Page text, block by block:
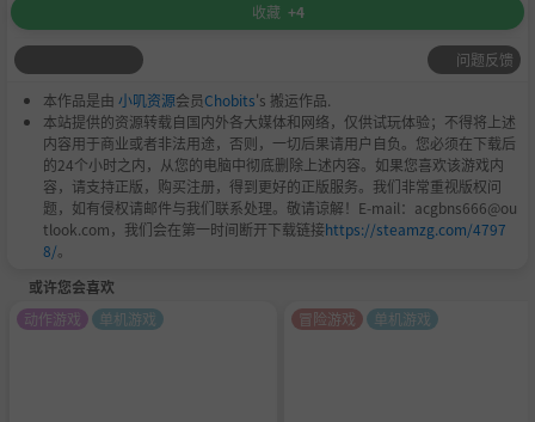
收藏 +4
问题反馈
本作品是由 小叽资源会员Chobits's 搬运作品.
本站提供的资源转载自国内外各大媒体和网络，仅供试玩体验；不得将上述
内容用于商业或者非法用途，否则，一切后果请用户自负。您必须在下载后
的24个小时之内，从您的电脑中彻底删除上述内容。如果您喜欢该游戏内
容，请支持正版，购买注册，得到更好的正版服务。我们非常重视版权问
题，如有侵权请邮件与我们联系处理。敬请谅解！E-mail：acgbns666@ou
tlook.com，我们会在第一时间断开下载链接https://steamzg.com/4797
8/。
或许您会喜欢
动作游戏 单机游戏 冒险游戏 单机游戏